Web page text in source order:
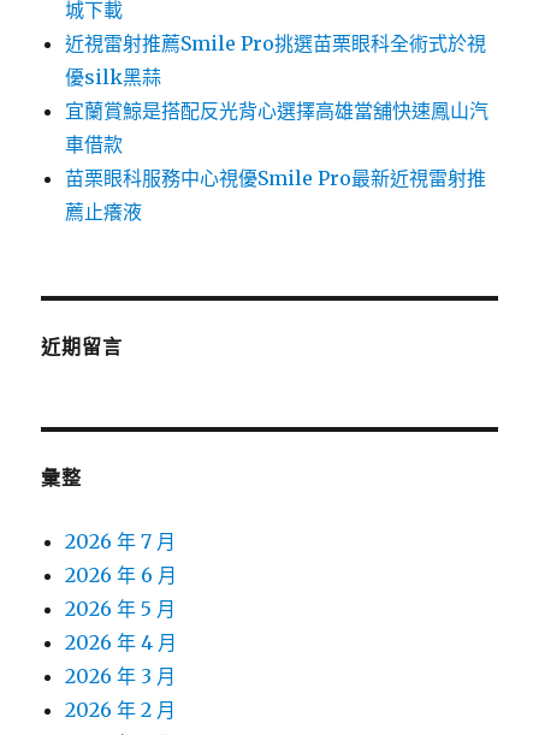
城下載
近視雷射推薦Smile Pro挑選苗栗眼科全術式於視
優silk黑蒜
宜蘭賞鯨是搭配反光背心選擇高雄當舖快速鳳山汽
車借款
苗栗眼科服務中心視優Smile Pro最新近視雷射推
薦止癢液
近期留言
彙整
2026 年 7 月
2026 年 6 月
2026 年 5 月
2026 年 4 月
2026 年 3 月
2026 年 2 月